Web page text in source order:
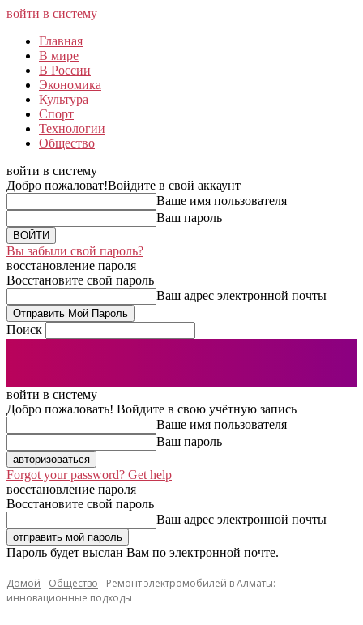
войти в систему
Главная
В мире
В России
Экономика
Культура
Спорт
Технологии
Общество
войти в систему
Добро пожаловат!Войдите в свой аккаунт
Ваше имя пользователя
Ваш пароль
Вы забыли свой пароль?
восстановление пароля
Восстановите свой пароль
Ваш адрес электронной почты
Поиск
войти в систему
Добро пожаловать! Войдите в свою учётную запись
Ваше имя пользователя
Ваш пароль
Forgot your password? Get help
восстановление пароля
Восстановите свой пароль
Ваш адрес электронной почты
Пароль будет выслан Вам по электронной почте.
Домой Общество
Ремонт электромобилей в Алматы:
инновационные подходы